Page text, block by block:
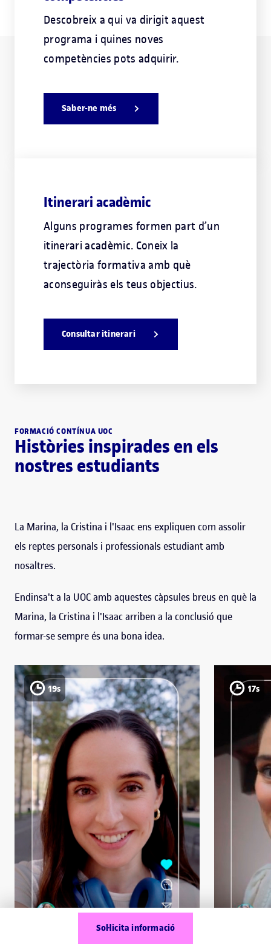
Sol·licita informació
Descobreix a qui va dirigit aquest
programa i quines noves
competències pots adquirir.
Saber-ne més
Itinerari acadèmic
Alguns programes formen part d’un
itinerari acadèmic. Coneix la
trajectòria formativa amb què
aconseguiràs els teus objectius.
Consultar itinerari
FORMACIÓ CONTÍNUA UOC
Històries inspirades en els
nostres estudiants
La Marina, la Cristina i l'Isaac ens expliquen com assolir
els reptes personals i professionals estudiant amb
nosaltres.
Endinsa't a la UOC amb aquestes càpsules breus en què la
Marina, la Cristina i l'Isaac arriben a la conclusió que
formar-se sempre és una bona idea.
19s 17s